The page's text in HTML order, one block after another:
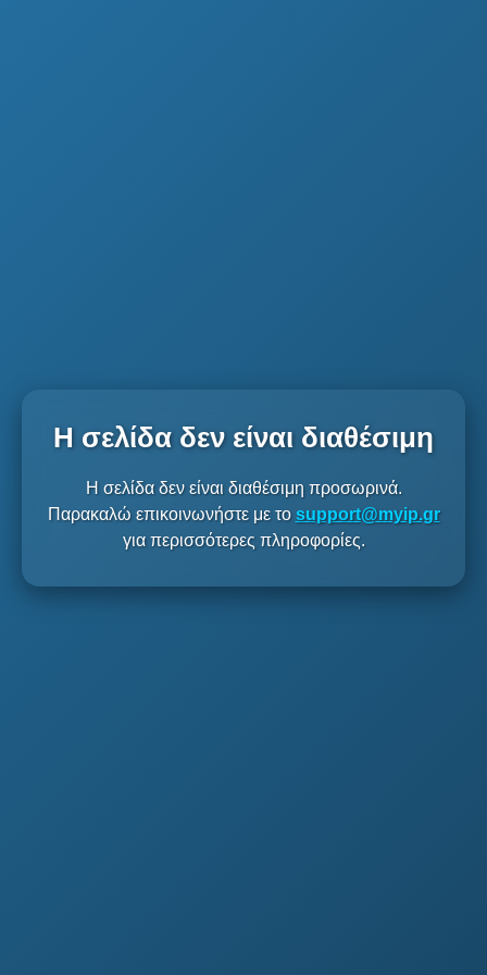
Η σελίδα δεν είναι διαθέσιμη
Η σελίδα δεν είναι διαθέσιμη προσωρινά.
Παρακαλώ επικοινωνήστε με το support@myip.gr
για περισσότερες πληροφορίες.